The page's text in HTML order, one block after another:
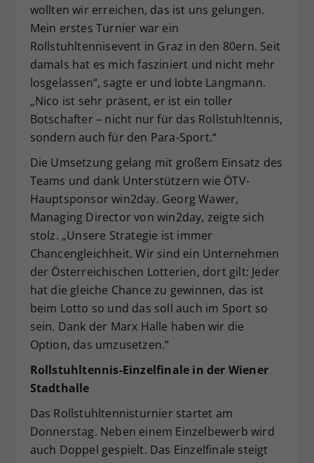
wollten wir erreichen, das ist uns gelungen.
Mein erstes Turnier war ein
Rollstuhltennisevent in Graz in den 80ern. Seit
damals hat es mich fasziniert und nicht mehr
losgelassen“, sagte er und lobte Langmann.
„Nico ist sehr präsent, er ist ein toller
Botschafter – nicht nur für das Rollstuhltennis,
sondern auch für den Para-Sport.“
Die Umsetzung gelang mit großem Einsatz des
Teams und dank Unterstützern wie ÖTV-
Hauptsponsor win2day. Georg Wawer,
Managing Director von win2day, zeigte sich
stolz. „Unsere Strategie ist immer
Chancengleichheit. Wir sind ein Unternehmen
der Österreichischen Lotterien, dort gilt: Jeder
hat die gleiche Chance zu gewinnen, das ist
beim Lotto so und das soll auch im Sport so
sein. Dank der Marx Halle haben wir die
Option, das umzusetzen.“
Rollstuhltennis-Einzelfinale in der Wiener
Stadthalle
Das Rollstuhltennisturnier startet am
Donnerstag. Neben einem Einzelbewerb wird
auch Doppel gespielt. Das Einzelfinale steigt